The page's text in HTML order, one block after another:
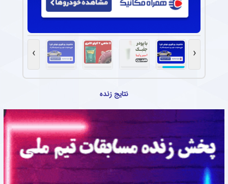
‹
›
نتایج زنده